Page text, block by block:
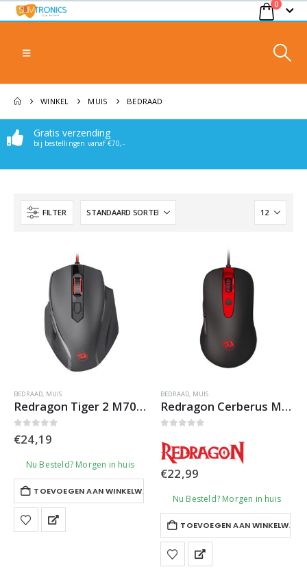
0
WINKEL MUIS BEDRAAD
Gratis verzending
bij bestellingen vanaf €70,-
FILTER
BEDRAAD, MUIS
Redragon Tiger 2 M709 Gaming Muis
0out of 5
€24,19
Nu Besteld? Morgen in huis
TOEVOEGEN AAN WINKELWAGEN
BEDRAAD, MUIS
Redragon Cerberus M703 Gaming Muis
€22,99
Nu Besteld? Morgen in huis
TOEVOEGEN AAN